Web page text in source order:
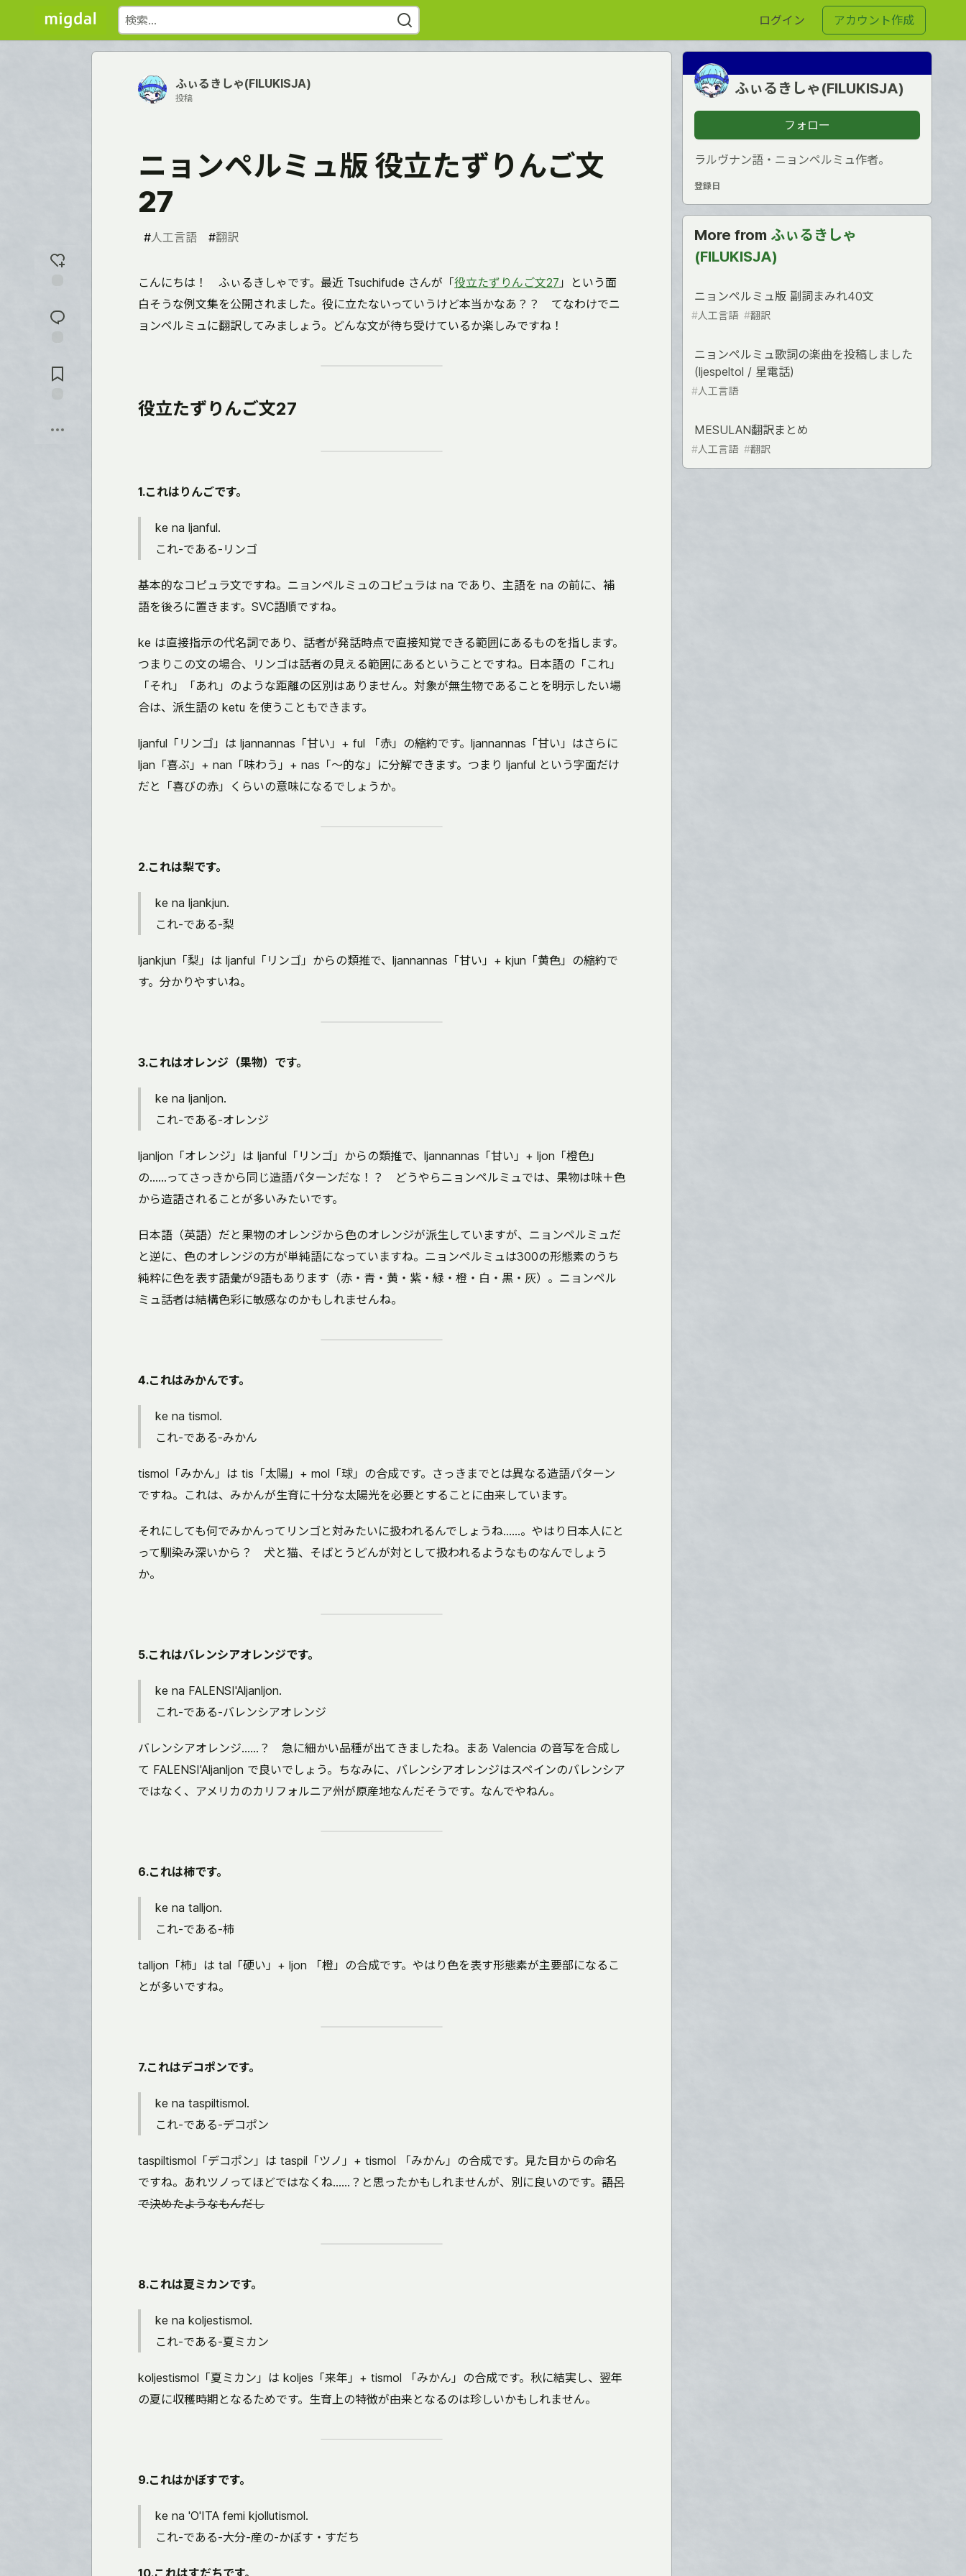
ログイン アカウント作成
応
を
メ
ン
ぶ
ふぃるきしゃ(FILUKISJA)
投稿
ニョンペルミュ版 役立たずりんご文
27
#人工言語 #翻訳
こんにちは！ ふぃるきしゃです。最近 Tsuchifude さんが「役立たずりんご文27」という面
白そうな例文集を公開されました。役に立たないっていうけど本当かなあ？？ てなわけでニ
ョンペルミュに翻訳してみましょう。どんな文が待ち受けているか楽しみですね！
役立たずりんご文27
1.これはりんごです。
ke na ljanful.
これ-である-リンゴ
基本的なコピュラ文ですね。ニョンペルミュのコピュラは na であり、主語を na の前に、補
語を後ろに置きます。SVC語順ですね。
ke は直接指示の代名詞であり、話者が発話時点で直接知覚できる範囲にあるものを指します。
つまりこの文の場合、リンゴは話者の見える範囲にあるということですね。日本語の「これ」
「それ」「あれ」のような距離の区別はありません。対象が無生物であることを明示したい場
合は、派生語の ketu を使うこともできます。
ljanful「リンゴ」は ljannannas「甘い」+ ful 「赤」の縮約です。ljannannas「甘い」はさらに
ljan「喜ぶ」+ nan「味わう」+ nas「～的な」に分解できます。つまり ljanful という字面だけ
だと「喜びの赤」くらいの意味になるでしょうか。
2.これは梨です。
ke na ljankjun.
これ-である-梨
ljankjun「梨」は ljanful「リンゴ」からの類推で、ljannannas「甘い」+ kjun「黄色」の縮約で
す。分かりやすいね。
3.これはオレンジ（果物）です。
ke na ljanljon.
これ-である-オレンジ
ljanljon「オレンジ」は ljanful「リンゴ」からの類推で、ljannannas「甘い」+ ljon「橙色」
の……ってさっきから同じ造語パターンだな！？ どうやらニョンペルミュでは、果物は味＋色
から造語されることが多いみたいです。
日本語（英語）だと果物のオレンジから色のオレンジが派生していますが、ニョンペルミュだ
と逆に、色のオレンジの方が単純語になっていますね。ニョンペルミュは300の形態素のうち
純粋に色を表す語彙が9語もあります（赤・青・黄・紫・緑・橙・白・黒・灰）。ニョンペル
ミュ話者は結構色彩に敏感なのかもしれませんね。
4.これはみかんです。
ke na tismol.
これ-である-みかん
tismol「みかん」は tis「太陽」+ mol「球」の合成です。さっきまでとは異なる造語パターン
ですね。これは、みかんが生育に十分な太陽光を必要とすることに由来しています。
それにしても何でみかんってリンゴと対みたいに扱われるんでしょうね……。やはり日本人にと
って馴染み深いから？ 犬と猫、そばとうどんが対として扱われるようなものなんでしょう
か。
5.これはバレンシアオレンジです。
ke na FALENSI'Aljanljon.
これ-である-バレンシアオレンジ
バレンシアオレンジ……？ 急に細かい品種が出てきましたね。まあ Valencia の音写を合成し
て FALENSI'Aljanljon で良いでしょう。ちなみに、バレンシアオレンジはスペインのバレンシア
ではなく、アメリカのカリフォルニア州が原産地なんだそうです。なんでやねん。
6.これは柿です。
ke na talljon.
これ-である-柿
talljon「柿」は tal「硬い」+ ljon 「橙」の合成です。やはり色を表す形態素が主要部になるこ
とが多いですね。
7.これはデコポンです。
ke na taspiltismol.
これ-である-デコポン
taspiltismol「デコポン」は taspil「ツノ」+ tismol 「みかん」の合成です。見た目からの命名
ですね。あれツノってほどではなくね……？と思ったかもしれませんが、別に良いのです。 語呂
で決めたようなもんだし
8.これは夏ミカンです。
ke na koljestismol.
これ-である-夏ミカン
koljestismol「夏ミカン」は koljes「来年」+ tismol 「みかん」の合成です。秋に結実し、翌年
の夏に収穫時期となるためです。生育上の特徴が由来となるのは珍しいかもしれません。
9.これはかぼすです。
ke na 'O'ITA femi kjollutismol.
これ-である-大分-産の-かぼす・すだち
10.これはすだちです。
ふぃるきしゃ(FILUKISJA)
フォロー
ラルヴナン語・ニョンペルミュ作者。
登録日
More from ふぃるきしゃ
(FILUKISJA)
ニョンペルミュ版 副詞まみれ40文
#人工言語 #翻訳
ニョンペルミュ歌詞の楽曲を投稿しました
(ljespeltol / 星電話)
#人工言語
MESULAN翻訳まとめ
#人工言語 #翻訳